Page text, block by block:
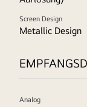
Screen Design
Metallic Design
Analog